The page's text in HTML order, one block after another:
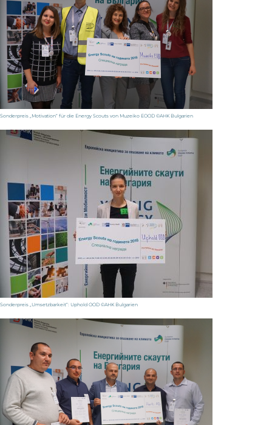
Sonderpreis „Motivation“ für die Energy Scouts von Muzeiko EOOD ©AHK Bulgarien
Sonderpreis „Umsetzbarkeit“: Uphold OOD ©AHK Bulgarien